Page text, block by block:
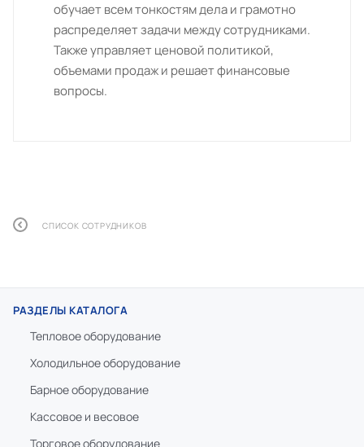
обучает всем тонкостям дела и грамотно
распределяет задачи между сотрудниками.
Также управляет ценовой политикой,
объемами продаж и решает финансовые
вопросы.
СПИСОК СОТРУДНИКОВ
РАЗДЕЛЫ КАТАЛОГА
Тепловое оборудование
Холодильное оборудование
Барное оборудование
Кассовое и весовое
Торговое оборудование